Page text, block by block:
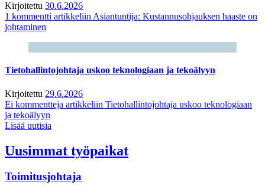
Kirjoitettu 30.6.2026
1 kommentti artikkeliin Asiantuntija: Kustannusohjauksen haaste on
johtaminen
Tietohallintojohtaja uskoo teknologiaan ja tekoälyyn
Kirjoitettu 29.6.2026
Ei kommentteja artikkeliin Tietohallintojohtaja uskoo teknologiaan
ja tekoälyyn
Lisää uutisia
Uusimmat työpaikat
Toimitusjohtaja